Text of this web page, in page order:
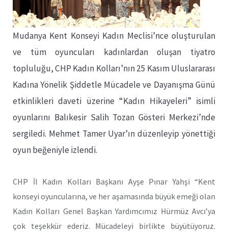
Mudanya Kent Konseyi Kadın Meclisi’nce oluşturulan
ve tüm oyuncuları kadınlardan oluşan tiyatro
topluluğu, CHP Kadın Kolları’nın 25 Kasım Uluslararası
Kadına Yönelik Şiddetle Mücadele ve Dayanışma Günü
etkinlikleri daveti üzerine “Kadın Hikayeleri” isimli
oyunlarını Balıkesir Salih Tozan Gösteri Merkezi’nde
sergiledi. Mehmet Tamer Uyar’ın düzenleyip yönettiği
oyun beğeniyle izlendi.
CHP İl Kadın Kolları Başkanı Ayşe Pınar Yahşi “Kent
konseyi oyuncularına, ve her aşamasında büyük emeği olan
Kadın Kolları Genel Başkan Yardımcımız Hürmüz Avcı’ya
çok teşekkür ederiz. Mücadeleyi birlikte büyütüyoruz.